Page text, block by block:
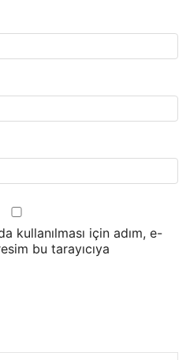
kullanılması için adım, e-
bu tarayıcıya